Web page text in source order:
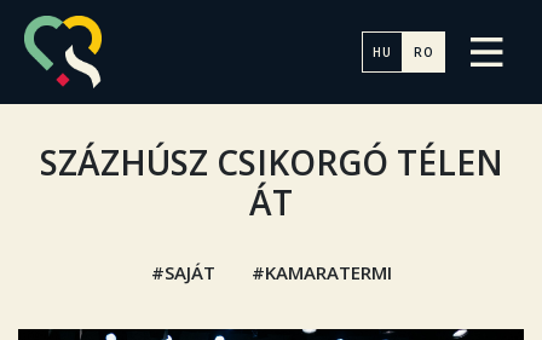
HU RO
SZÁZHÚSZ CSIKORGÓ TÉLEN
ÁT
SAJÁT KAMARATERMI